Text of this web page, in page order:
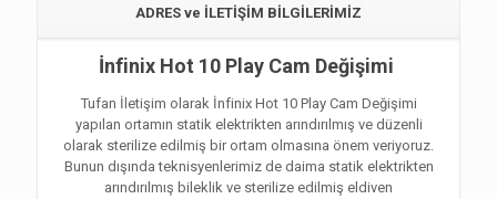
ADRES ve İLETİŞİM BİLGİLERİMİZ
İnfinix Hot 10 Play Cam Değişimi
Tufan İletişim olarak İnfinix Hot 10 Play Cam Değişimi
yapılan ortamın statik elektrikten arındırılmış ve düzenli
olarak sterilize edilmiş bir ortam olmasına önem veriyoruz.
Bunun dışında teknisyenlerimiz de daima statik elektrikten
arındırılmış bileklik ve sterilize edilmiş eldiven